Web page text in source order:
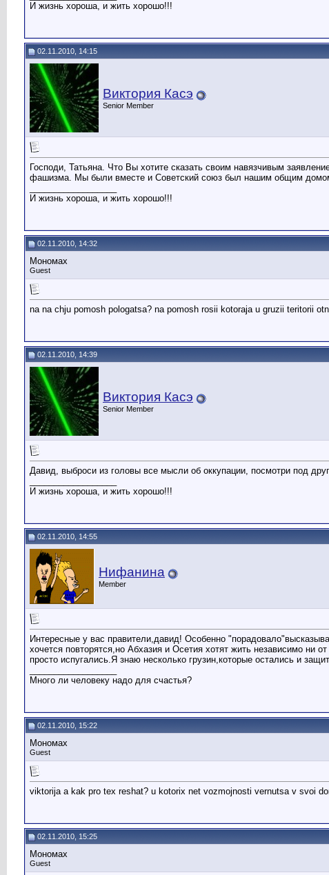
И жизнь хороша, и жить хорошо!!!
02.11.2010, 14:15
Виктория Касэ
Senior Member
Господи, Татьяна. Что Вы хотите сказать своим навязчивым
фашизма. Мы были вместе и Советский союз был нашим общим
И жизнь хороша, и жить хорошо!!!
02.11.2010, 14:32
Мономах
Guest
na na chju pomosh pologatsa? na pomosh rosii kotoraja u gruzii teritorii
02.11.2010, 14:39
Виктория Касэ
Senior Member
Давид, выброси из головы все мысли об оккупации, посмотри под
И жизнь хороша, и жить хорошо!!!
02.11.2010, 14:55
Нифанина
Member
Интересные у вас правители,давид! Особенно
хочется повторятся,но Абхазия и Осетия хотят жить независимо ни
просто испугались.Я знаю несколько грузин,которые остались и
Много ли человеку надо для счастья?
02.11.2010, 15:22
Мономах
Guest
viktorija a kak pro tex reshat? u kotorix net vozmojnosti vernutsa v svoi
02.11.2010, 15:25
Мономах
Guest